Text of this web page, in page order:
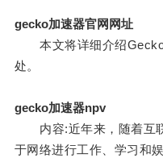
gecko加速器官网网址
本文将详细介绍Gecko
处。
gecko加速器npv
内容:近年来，随着互联
于网络进行工作、学习和娱